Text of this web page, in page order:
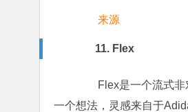
来源
11. Flex
Flex是一个流式非对
一个想法，灵感来自于